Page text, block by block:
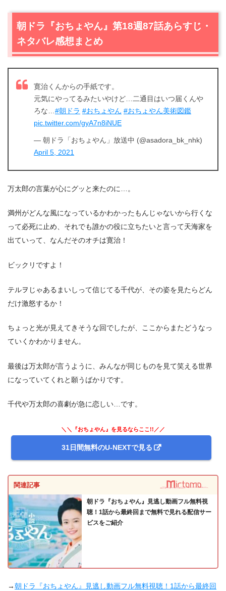
朝ドラ『おちょやん』第18週87話あらすじ・
ネタバレ感想まとめ
寛治くんからの手紙です。
元気にやってるみたいやけど…二通目はいつ届くんや
ろな…#朝ドラ #おちょやん #おちょやん美術図鑑
pic.twitter.com/gyA7n8iNUE
— 朝ドラ「おちょやん」放送中 (@asadora_bk_nhk)
April 5, 2021
万太郎の言葉が心にグッと来たのに…。
満州がどんな風になっているかわかったもんじゃないから行くな
って必死に止め、それでも誰かの役に立ちたいと言って天海家を
出ていって、なんだそのオチは寛治！
ビックリですよ！
テルヲじゃあるまいしって信じてる千代が、その姿を見たらどん
だけ激怒するか！
ちょっと光が見えてきそうな回でしたが、ここからまたどうなっ
ていくかわかりません。
最後は万太郎が言うように、みんなが同じものを見て笑える世界
になっていてくれと願うばかりです。
千代や万太郎の喜劇が急に恋しい…です。
＼＼『おちょやん』を見るならここ!!／／
31日間無料のU-NEXTで見る
関連記事
朝ドラ『おちょやん』見逃し動画フル無料視
聴！1話から最終回まで無料で見れる配信サー
ビスをご紹介
→朝ドラ『おちょやん』見逃し動画フル無料視聴！1話から最終回